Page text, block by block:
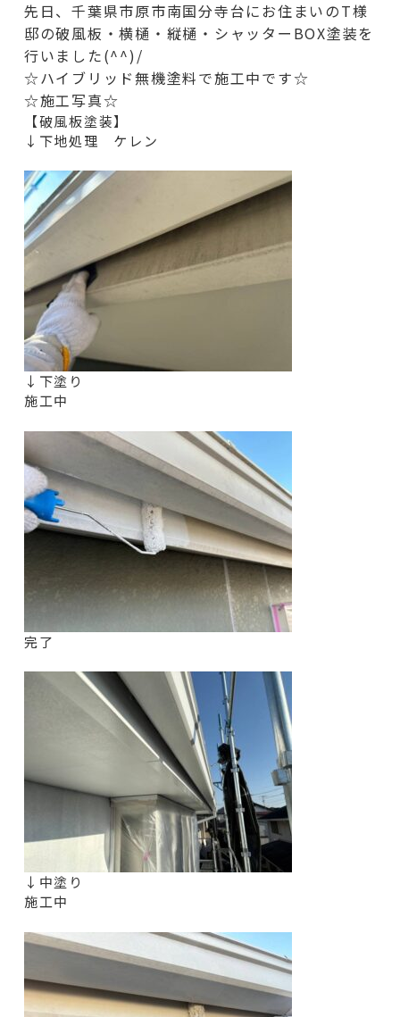
先日、千葉県市原市南国分寺台にお住まいのT様
邸の破風板・横樋・縦樋・シャッターBOX塗装を
行いました(^^)/
☆ハイブリッド無機塗料で施工中です☆
☆施工写真☆
【破風板塗装】
↓下地処理 ケレン
↓下塗り
施工中
完了
↓中塗り
施工中